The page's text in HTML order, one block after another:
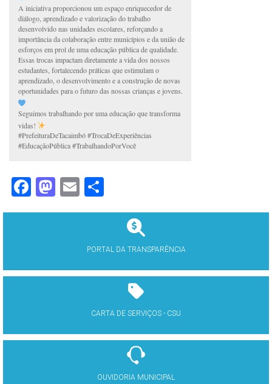
A iniciativa proporcionou um espaço enriquecedor de
diálogo, aprendizado e valorização do trabalho
desenvolvido nas unidades escolares, reforçando a
importância da colaboração entre municípios e da união de
esforços em prol de uma educação pública de qualidade.
Essas trocas impactam diretamente a vida dos nossos
estudantes, fortalecendo práticas que estimulam o
aprendizado, o desenvolvimento e a construção de novas
oportunidades para o futuro das nossas crianças e jovens.
Seguimos trabalhando por uma educação que transforma
vidas!
#PrefeituraDeTacaimbó #TrocaDeExperiências
#EducaçãoPública #TrabalhandoPorVocê
Facebook
Mastodon
Email
PORTAL DA TRANSPARÊNCIA
CARTA DE SERVIÇOS - CSU
OUVIDORIA MUNICIPAL